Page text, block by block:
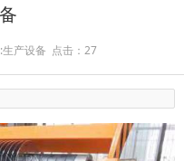
产设备 点击：27